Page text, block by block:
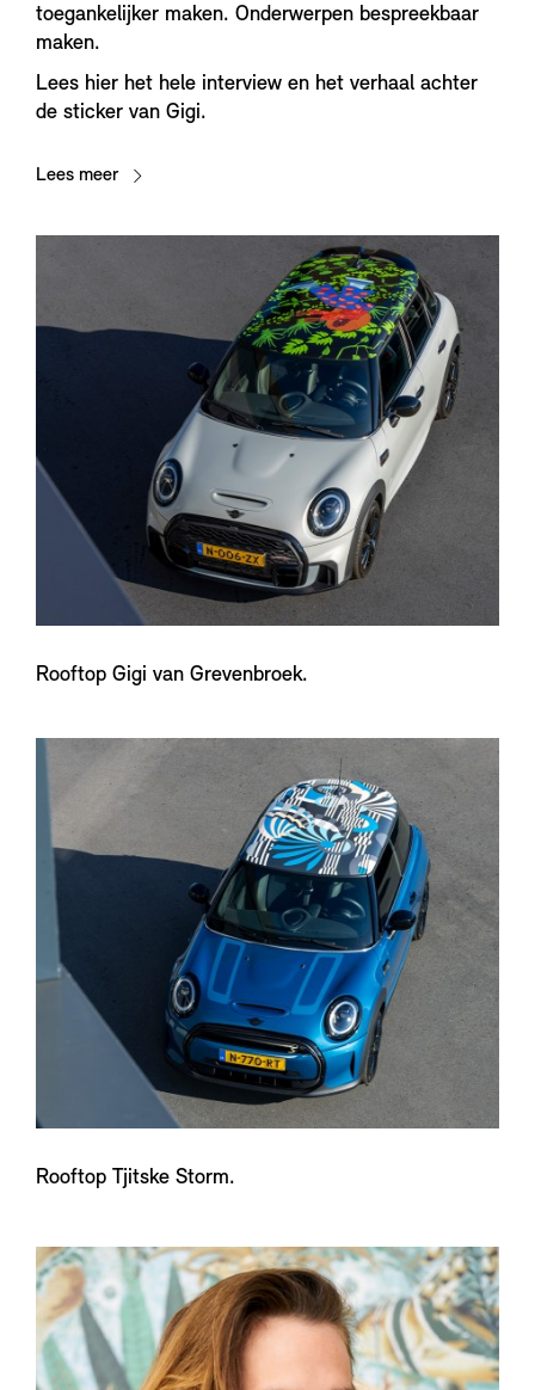
toegankelijker maken. Onderwerpen bespreekbaar
maken.
Lees hier het hele interview en het verhaal achter
de sticker van Gigi.
Lees meer
Rooftop Gigi van Grevenbroek.
Rooftop Tjitske Storm.